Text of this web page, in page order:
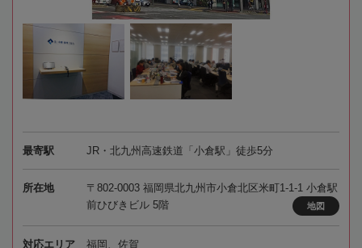
最寄駅 JR・北九州高速鉄道「小倉駅」徒歩5分
所在地
〒802-0003 福岡県北九州市小倉北区米町1-1-1 小倉駅
前ひびきビル 5階
地図
対応エリア 福岡、佐賀